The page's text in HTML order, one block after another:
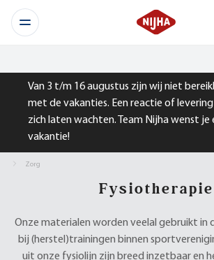
Van 3 t/m 16 augustus zijn wij niet
met de vakanties. Een reactie of
zich laten wachten. Team Nijha wenst je
vakantie!
Zorg
Fysiotherapie
Onze materialen worden veelal gebruikt in
bij (herstel)trainingen binnen
uit onze fysiolijn zijn breed inzetbaar en